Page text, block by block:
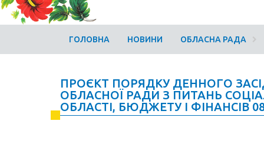
ГОЛОВНА НОВИНИ ОБЛАСНА РАДА
ПРОЄКТ ПОРЯДКУ ДЕННОГО
ОБЛАСНОЇ РАДИ З ПИТАНЬ
ОБЛАСТІ, БЮДЖЕТУ І ФІНАНСІВ